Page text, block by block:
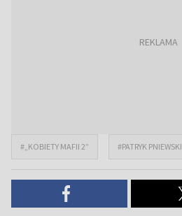
#„KOBIETY MAFII 2” #PATRYK PNIEWSKI